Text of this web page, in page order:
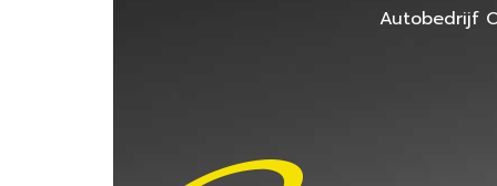
Autobedrijf